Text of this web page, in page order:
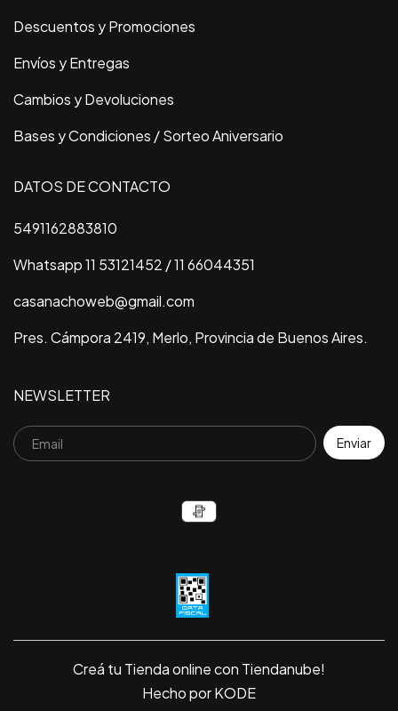
Descuentos y Promociones
Envíos y Entregas
Cambios y Devoluciones
Bases y Condiciones / Sorteo Aniversario
DATOS DE CONTACTO
5491162883810
Whatsapp 11 53121452 / 11 66044351
casanachoweb@gmail.com
Pres. Cámpora 2419, Merlo, Provincia de Buenos Aires.
NEWSLETTER
Creá tu Tienda online con Tiendanube!
Hecho por KODE